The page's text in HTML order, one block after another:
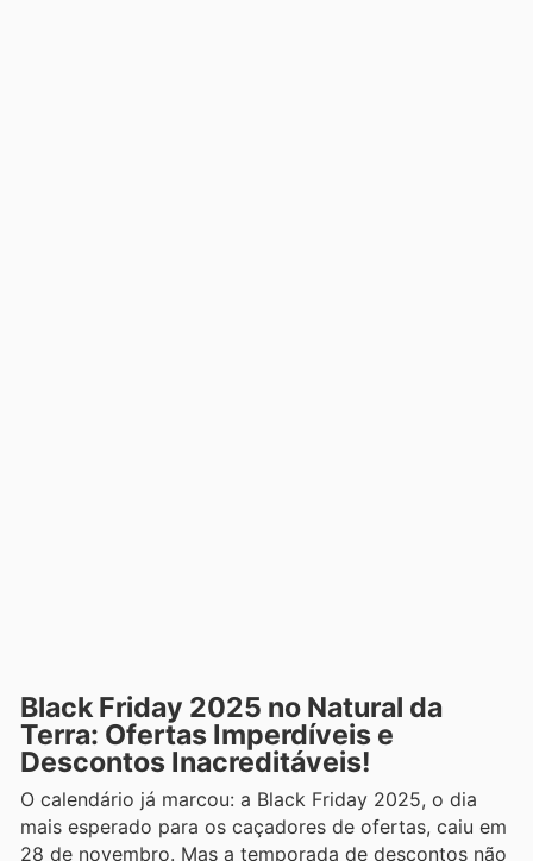
Black Friday 2025 no Natural da
Terra: Ofertas Imperdíveis e
Descontos Inacreditáveis!
O calendário já marcou: a Black Friday 2025, o dia
mais esperado para os caçadores de ofertas, caiu em
28 de novembro. Mas a temporada de descontos não